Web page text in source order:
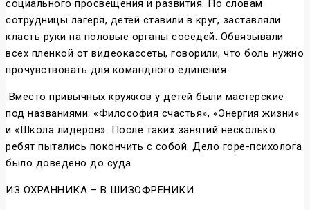
социального просвещения и развития. По словам
сотрудницы лагеря, детей ставили в круг, заставляли
класть руки на половые органы соседей. Обвязывали
всех пленкой от видеокассеты, говорили, что боль нужно
прочувствовать для командного единения.
Вместо привычных кружков у детей были мастерские
под названиями: «Философия счастья», «Энергия жизни»
и «Школа лидеров». После таких занятий несколько
ребят пытались покончить с собой. Дело горе-психолога
было доведено до суда.
ИЗ ОХРАННИКА – В ШИЗОФРЕНИКИ